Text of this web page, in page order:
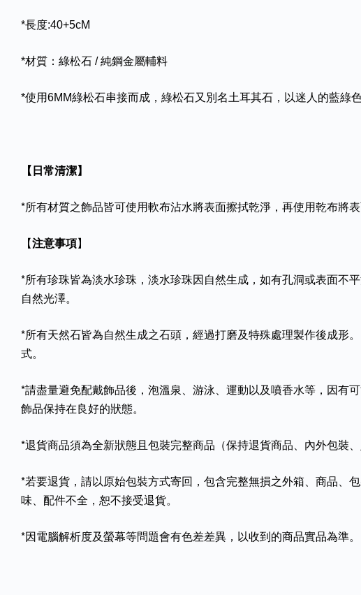
*長度:40+5cM
*材質：綠松石 / 純鋼金屬輔料
*使用6MM綠松石串接而成，綠松石又別名土耳其石，以迷人的藍綠
【日常清潔】
*所有材質之飾品皆可使用軟布沾水將表面擦拭乾淨，再使用乾布將
【注意事項】
*所有珍珠皆為淡水珍珠，淡水珍珠因自然生成，如有孔洞或表面不
自然光澤。
*所有天然石皆為自然生成之石頭，經過打磨及特殊處理製作後成形
式。
*請盡量避免配戴飾品後，泡溫泉、游泳、運動以及噴香水等，因有
飾品保持在良好的狀態。
*退貨商品須為全新狀態且包裝完整商品（保持退貨商品、內外包裝、
*若要退貨，請以原始包裝方式寄回，包含完整無損之外箱、商品、
味、配件不全，恕不接受退貨。
*因電腦解析度及螢幕等問題會有色差差異，以收到的商品實品為準。